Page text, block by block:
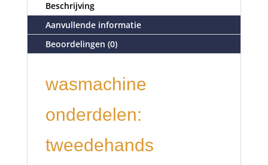
Beschrijving
Aanvullende informatie
Beoordelingen (0)
wasmachine
onderdelen:
tweedehands